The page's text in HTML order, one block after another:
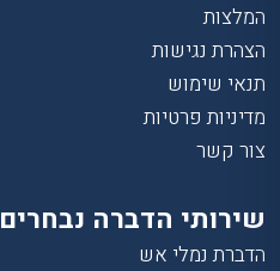
המלצות
הצהרת נגישות
תנאי שימוש
מדיניות פרטיות
צור קשר
שירותי הדברה נבחרים
הדברת נמלי אש